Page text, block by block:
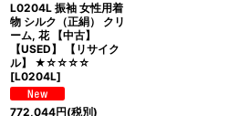
L0204L 振袖 女性用着
物 シルク（正絹） クリ
ーム, 花 【中古】
【USED】 【リサイク
ル】 ★☆☆☆☆
[L0204L]
772,044円(税別)